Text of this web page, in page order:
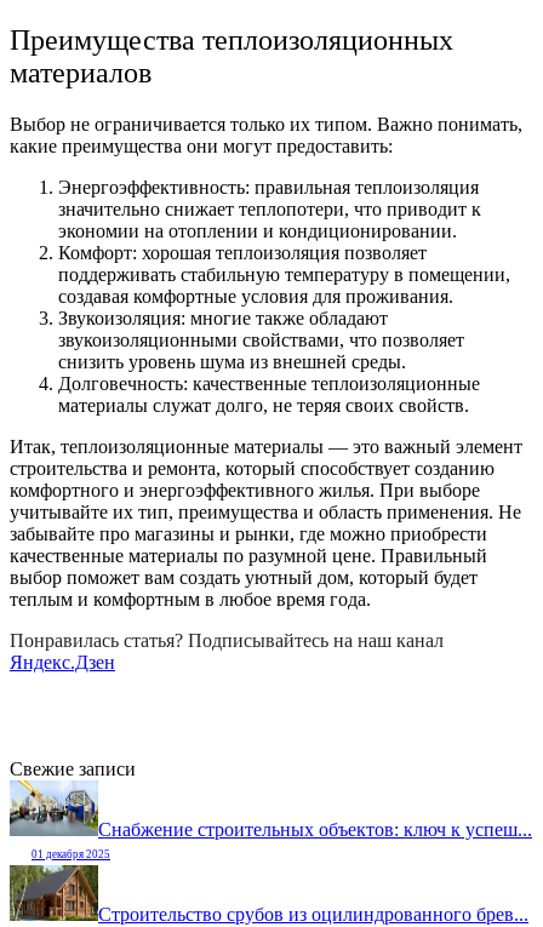
Преимущества теплоизоляционных
материалов
Выбор не ограничивается только их типом. Важно понимать,
какие преимущества они могут предоставить:
Энергоэффективность: правильная теплоизоляция
значительно снижает теплопотери, что приводит к
экономии на отоплении и кондиционировании.
Комфорт: хорошая теплоизоляция позволяет
поддерживать стабильную температуру в помещении,
создавая комфортные условия для проживания.
Звукоизоляция: многие также обладают
звукоизоляционными свойствами, что позволяет
снизить уровень шума из внешней среды.
Долговечность: качественные теплоизоляционные
материалы служат долго, не теряя своих свойств.
Итак, теплоизоляционные материалы — это важный элемент
строительства и ремонта, который способствует созданию
комфортного и энергоэффективного жилья. При выборе
учитывайте их тип, преимущества и область применения. Не
забывайте про магазины и рынки, где можно приобрести
качественные материалы по разумной цене. Правильный
выбор поможет вам создать уютный дом, который будет
теплым и комфортным в любое время года.
Понравилась статья? Подписывайтесь на наш канал
Яндекс.Дзен
Свежие записи
Снабжение строительных объектов: ключ к успеш...
01 декабря 2025
Строительство срубов из оцилиндрованного брев...